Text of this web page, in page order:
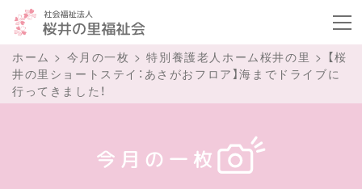
ボ
ホーム > 今月の一枚 >特別養護老人ホーム桜井の里 > 【桜
井の里ショートステイ：あさがおフロア】海までドライブに
行ってきました！
今月の一枚